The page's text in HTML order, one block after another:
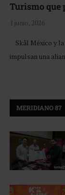
Turismo que
1 junio, 2026
Skål México y
impulsan una
MERIDIANO 87